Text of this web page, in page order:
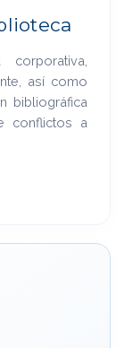
así como
bibliográfica
conflictos a